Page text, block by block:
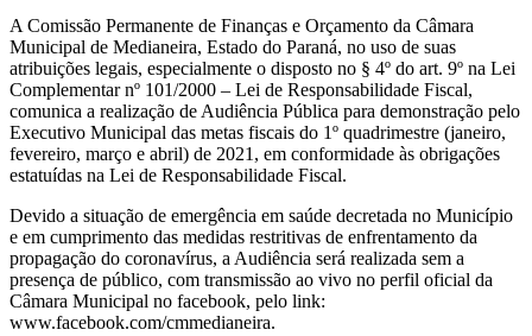
A Comissão Permanente de Finanças e Orçamento da Câmara
Municipal de Medianeira, Estado do Paraná, no uso de suas
atribuições legais, especialmente o disposto no § 4º do art. 9º na Lei
Complementar nº 101/2000 – Lei de Responsabilidade Fiscal,
comunica a realização de Audiência Pública para demonstração pelo
Executivo Municipal das metas fiscais do 1º quadrimestre (janeiro,
fevereiro, março e abril) de 2021, em conformidade às obrigações
estatuídas na Lei de Responsabilidade Fiscal.
Devido a situação de emergência em saúde decretada no Município
e em cumprimento das medidas restritivas de enfrentamento da
propagação do coronavírus, a Audiência será realizada sem a
presença de público, com transmissão ao vivo no perfil oficial da
Câmara Municipal no facebook, pelo link:
www.facebook.com/cmmedianeira.